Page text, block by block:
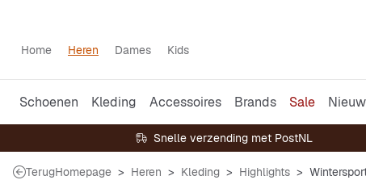
Home Heren Dames Kids
Schoenen Kleding Accessoires Brands Sale Nieuw
Snelle verzending met PostNL
TerugHomepage Heren Kleding Highlights